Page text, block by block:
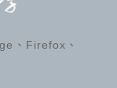
、Firefox、